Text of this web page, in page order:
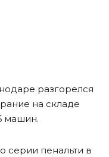
разгорелся
на складе
машин.
серии пенальти в